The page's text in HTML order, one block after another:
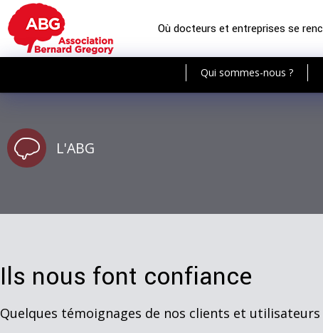
Où docteurs et entreprises se
Qui sommes-nous ?
L'ABG
Ils nous font confiance
Quelques témoignages de nos clients et utilisateurs